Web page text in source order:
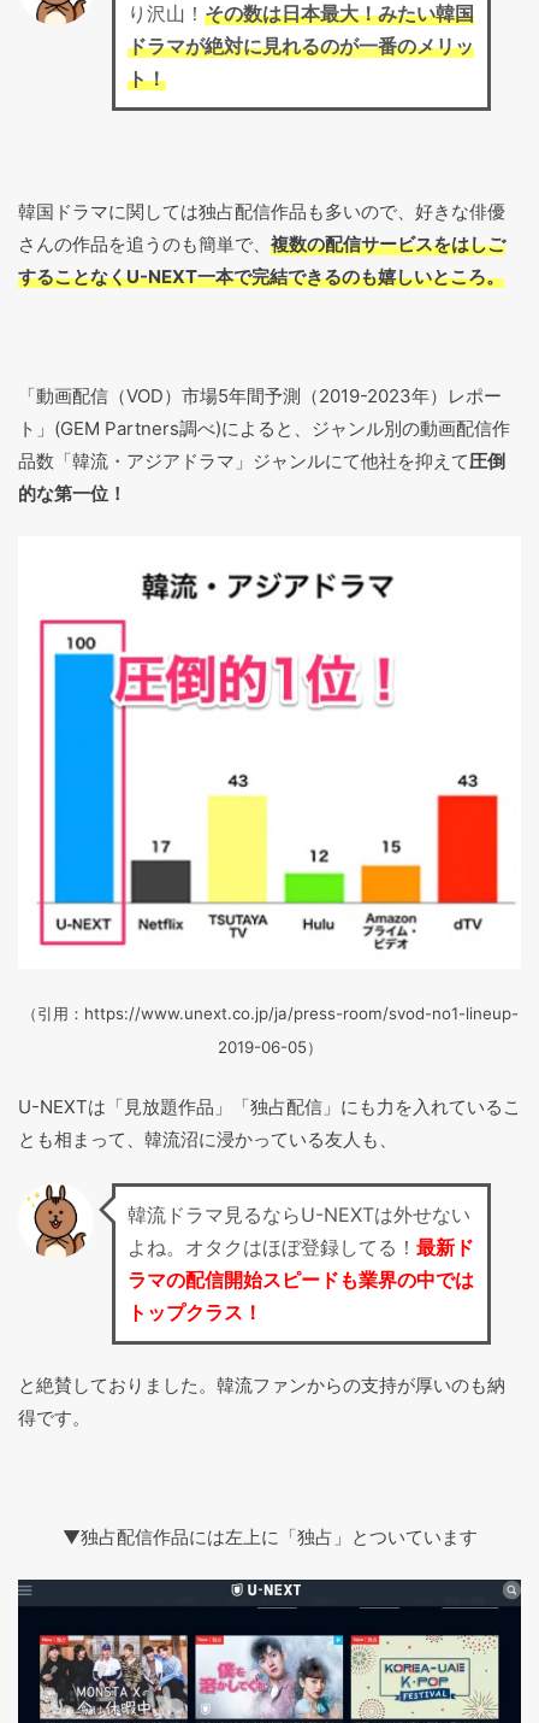
り沢山！ その数は日本最大！みたい韓国
ドラマが絶対に見れるのが一番のメリッ
ト！
韓国ドラマに関しては独占配信作品も多いので、好きな俳優
さんの作品を追うのも簡単で、 複数の配信サービスをはしご
することなくU-NEXT一本で完結できるのも嬉しいところ。
「動画配信（VOD）市場5年間予測（2019-2023年）レポー
ト」(GEM Partners調べ)によると、ジャンル別の動画配信作
品数「韓流・アジアドラマ」ジャンルにて他社を抑えて圧倒
的な第一位！
（引用：https://www.unext.co.jp/ja/press-room/svod-no1-lineup-
2019-06-05）
U-NEXTは「見放題作品」「独占配信」にも力を入れているこ
とも相まって、韓流沼に浸かっている友人も、
韓流ドラマ見るならU-NEXTは外せない
よね。オタクはほぼ登録してる！ 最新ド
ラマの配信開始スピードも業界の中では
トップクラス！
と絶賛しておりました。韓流ファンからの支持が厚いのも納
得です。
▼独占配信作品には左上に「独占」とついています